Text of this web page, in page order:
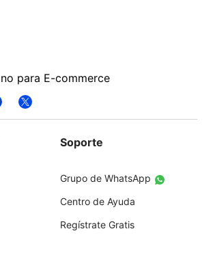
para E-commerce
Soporte
Grupo de WhatsApp
Centro de Ayuda
Regístrate Gratis